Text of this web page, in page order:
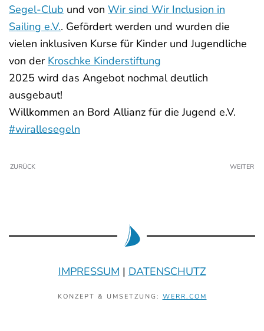
Segel-Club und von Wir sind Wir Inclusion in
Sailing e.V.. Gefördert werden und wurden die
vielen inklusiven Kurse für Kinder und Jugendliche
von der Kroschke Kinderstiftung
2025 wird das Angebot nochmal deutlich
ausgebaut!
Willkommen an Bord Allianz für die Jugend e.V.
#wirallesegeln
ZURÜCK WEITER
IMPRESSUM | DATENSCHUTZ
KONZEPT & UMSETZUNG: WERR.COM